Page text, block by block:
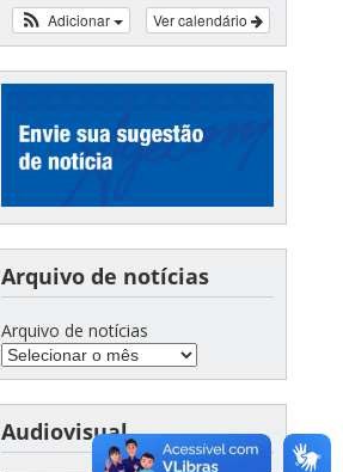
Ver calendário
Adicionar
Arquivo de notícias
Arquivo de notícias
Audiovisual